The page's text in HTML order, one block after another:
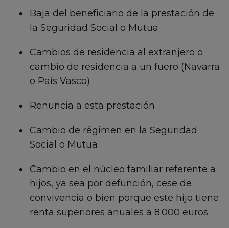
Baja del beneficiario de la prestación de
la Seguridad Social o Mutua
Cambios de residencia al extranjero o
cambio de residencia a un fuero (Navarra
o País Vasco)
Renuncia a esta prestación
Cambio de régimen en la Seguridad
Social o Mutua
Cambio en el núcleo familiar referente a
hijos, ya sea por defunción, cese de
convivencia o bien porque este hijo tiene
renta superiores anuales a 8.000 euros.